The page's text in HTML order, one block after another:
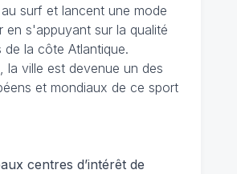
surf et lancent une mode
en s'appuyant sur la qualité
de la côte Atlantique.
la ville est devenue un des
et mondiaux de ce sport
centres d’intérêt de